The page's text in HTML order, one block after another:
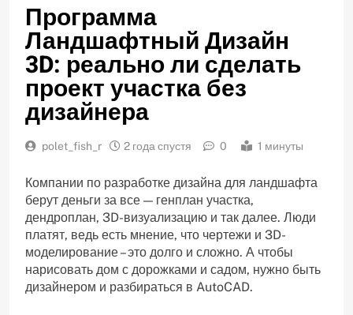
Программа
Ландшафтный Дизайн
3D: реально ли сделать
проект участка без
дизайнера
polet_fish_r 2 года спустя 0 1 минуты
Компании по разработке дизайна для ландшафта
берут деньги за все — генплан участка,
дендроплан, 3D-визуализацию и так далее. Люди
платят, ведь есть мнение, что чертежи и 3D-
моделирование – это долго и сложно. А чтобы
нарисовать дом с дорожками и садом, нужно быть
дизайнером и разбираться в AutoCAD.